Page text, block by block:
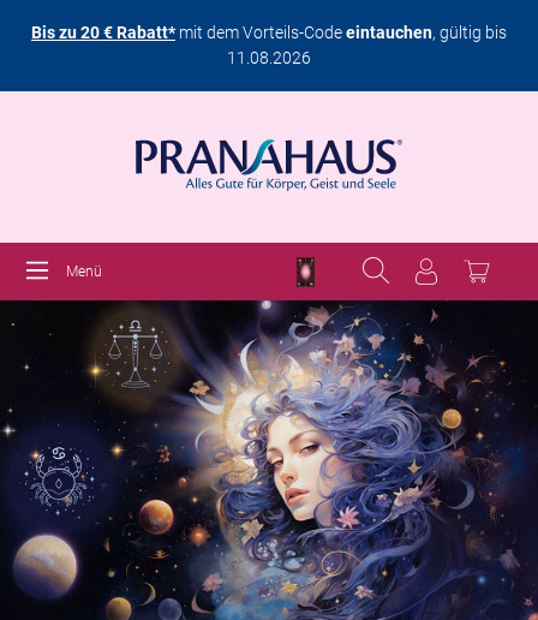
Bis zu 20 € Rabatt*mit dem Vorteils-Codeeintauchen, gültig bis
11.08.2026
Menü